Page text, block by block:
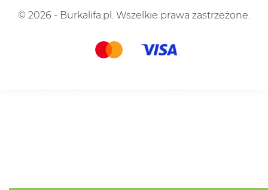
© 2026 - Burkalifa.pl. Wszelkie prawa zastrzeżone.